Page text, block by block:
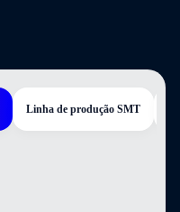
Linha de produção SMT